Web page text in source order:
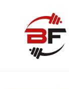
содержанию